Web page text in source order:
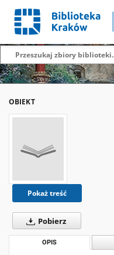
OBIEKT
Pokaż treść
Pobierz
OPIS